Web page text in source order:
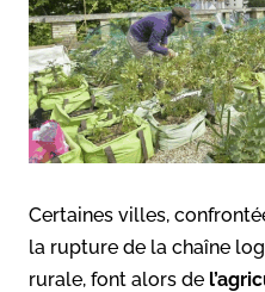
Certaines villes,
la rupture de la chaîne
rurale, font alors de